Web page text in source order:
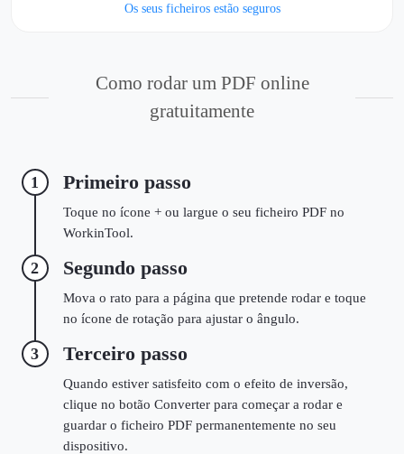
Os seus ficheiros estão seguros
Como rodar um PDF online
gratuitamente
1 Primeiro passo
Toque no ícone + ou largue o seu ficheiro PDF no
WorkinTool.
2 Segundo passo
Mova o rato para a página que pretende rodar e toque
no ícone de rotação para ajustar o ângulo.
3 Terceiro passo
Quando estiver satisfeito com o efeito de inversão,
clique no botão Converter para começar a rodar e
guardar o ficheiro PDF permanentemente no seu
dispositivo.